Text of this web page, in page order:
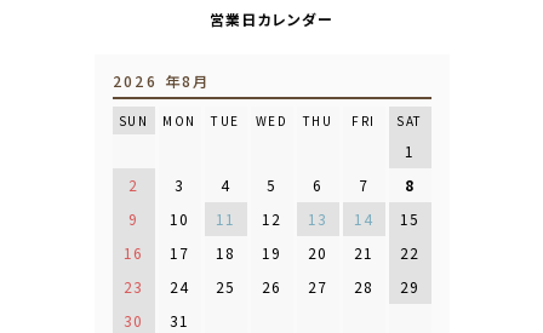
営業日カレンダー
2026 年8月
SUN MON TUE WED THU FRI SAT
1
2
3 4 5 6 7
8
9
10 11 12 13 14
15
16
17 18 19 20 21
22
23
24 25 26 27 28
29
30
31